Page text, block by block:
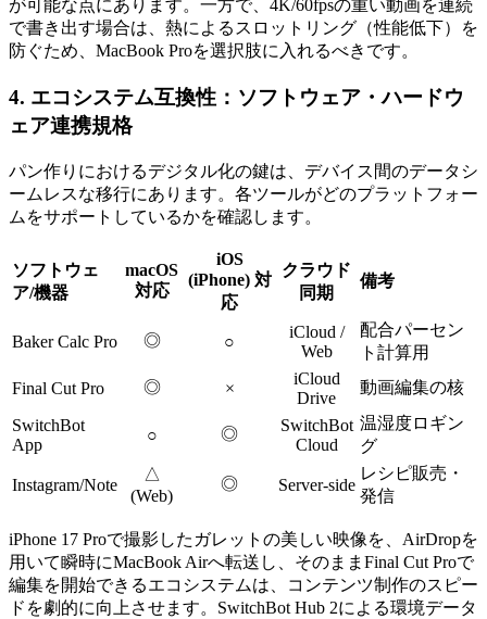
が可能な点にあります。一方で、4K/60fpsの重い動画を連続
で書き出す場合は、熱によるスロットリング（性能低下）を
防ぐため、MacBook Proを選択肢に入れるべきです。
4. エコシステム互換性：ソフトウェア・ハードウ
ェア連携規格
パン作りにおけるデジタル化の鍵は、デバイス間のデータシ
ームレスな移行にあります。各ツールがどのプラットフォー
ムをサポートしているかを確認します。
ソフトウェ
ア/機器
macOS
対応
iOS
(iPhone) 対
応
クラウド
同期
備考
Baker Calc Pro ◎ ○
iCloud /
Web
配合パーセン
ト計算用
Final Cut Pro
◎ ×
iCloud
Drive
動画編集の核
SwitchBot
App
○ ◎
SwitchBot
Cloud
温湿度ロギン
グ
Instagram/Note
△
(Web)
◎ Server-side
レシピ販売・
発信
iPhone 17 Proで撮影したガレットの美しい映像を、AirDropを
用いて瞬時にMacBook Airへ転送し、そのままFinal Cut Proで
編集を開始できるエコシステムは、コンテンツ制作のスピー
ドを劇的に向上させます。SwitchBot Hub 2による環境データ